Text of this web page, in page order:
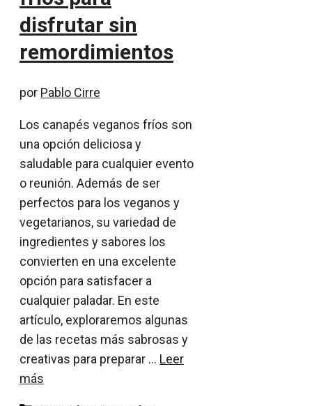
disfrutar sin
remordimientos
por Pablo Cirre
Los canapés veganos fríos son
una opción deliciosa y
saludable para cualquier evento
o reunión. Además de ser
perfectos para los veganos y
vegetarianos, su variedad de
ingredientes y sabores los
convierten en una excelente
opción para satisfacer a
cualquier paladar. En este
artículo, exploraremos algunas
de las recetas más sabrosas y
creativas para preparar … Leer
más